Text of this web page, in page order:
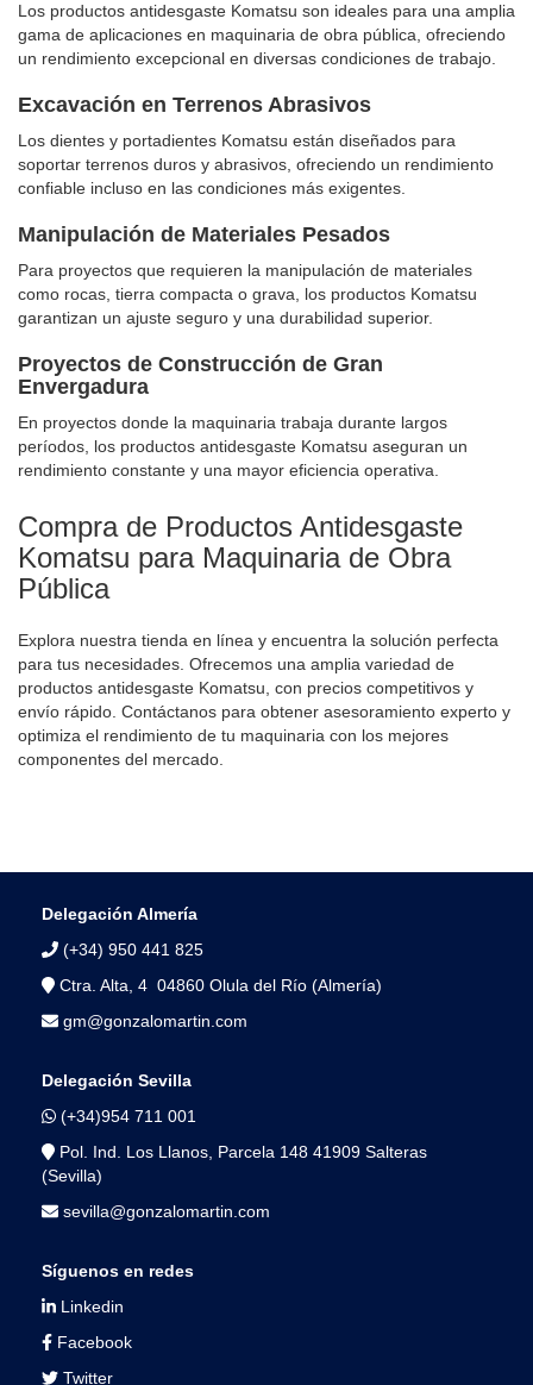
Los productos antidesgaste Komatsu son ideales para una amplia
gama de aplicaciones en maquinaria de obra pública, ofreciendo
un rendimiento excepcional en diversas condiciones de trabajo.
Excavación en Terrenos Abrasivos
Los dientes y portadientes Komatsu están diseñados para
soportar terrenos duros y abrasivos, ofreciendo un rendimiento
confiable incluso en las condiciones más exigentes.
Manipulación de Materiales Pesados
Para proyectos que requieren la manipulación de materiales
como rocas, tierra compacta o grava, los productos Komatsu
garantizan un ajuste seguro y una durabilidad superior.
Proyectos de Construcción de Gran
Envergadura
En proyectos donde la maquinaria trabaja durante largos
períodos, los productos antidesgaste Komatsu aseguran un
rendimiento constante y una mayor eficiencia operativa.
Compra de Productos Antidesgaste
Komatsu para Maquinaria de Obra
Pública
Explora nuestra tienda en línea y encuentra la solución perfecta
para tus necesidades. Ofrecemos una amplia variedad de
productos antidesgaste Komatsu, con precios competitivos y
envío rápido. Contáctanos para obtener asesoramiento experto y
optimiza el rendimiento de tu maquinaria con los mejores
componentes del mercado.
Delegación Almería
(+34) 950 441 825
Ctra. Alta, 4 04860 Olula del Río (Almería)
gm@gonzalomartin.com
Delegación Sevilla
(+34)954 711 001
Pol. Ind. Los Llanos, Parcela 148 41909 Salteras
(Sevilla)
sevilla@gonzalomartin.com
Síguenos en redes
Linkedin
Facebook
Twitter